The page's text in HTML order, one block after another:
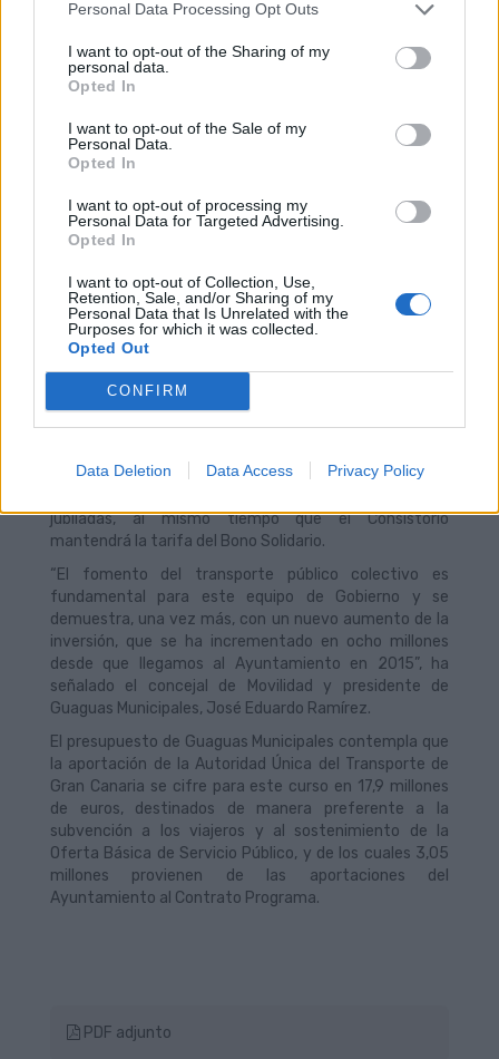
Personal Data Processing Opt Outs
I want to opt-out of the Sharing of my
personal data.
Opted In
I want to opt-out of the Sale of my
Personal Data.
Opted In
I want to opt-out of processing my
Personal Data for Targeted Advertising.
Opted In
I want to opt-out of Collection, Use,
Retention, Sale, and/or Sharing of my
Personal Data that Is Unrelated with the
Purposes for which it was collected.
Opted Out
CONFIRM
Data Deletion Data Access Privacy Policy
proporcionarán conexión Wifi gratuito a los clientes.
puesto que se financia con fondos del Proyecto
Inteligencia Azul, auspiciado por el Ayuntamiento
Sin incremento de las tarifas
El Ayuntamiento de Las Palmas de Gran Canaria
contribuye con 23,7 millones de euros a las cifras de
ingresos de Guaguas Municipales para el ejercicio 2022,
lo que permite sostener el ambicioso plan de
año más inalterada su tabla de tarifas. De estos 23,7
millones asignados, 19,7 millones de euros se incluyen
en el presupuesto corriente del Consistorio y otros
cuatro se incorporarán -a través de los remanentes-
durante el ejercicio.
La aportación del Ayuntamiento capitalino -que se
incrementa por séptimo año consecutivo- permite,
tarifas para estudiantes y familias numerosas, así
jubiladas, al mismo tiempo que el Consistorio
mantendrá la tarifa del Bono Solidario.
“El fomento del transporte público colectivo es
fundamental para este equipo de Gobierno y se
demuestra, una vez más, con un nuevo aumento de la
inversión, que se ha incrementado en ocho millones
desde que llegamos al Ayuntamiento en 2015”, ha
señalado el concejal de Movilidad y presidente de
Guaguas Municipales, José Eduardo Ramírez.
El presupuesto de Guaguas Municipales contempla que
la aportación de la Autoridad Única del Transporte de
Gran Canaria se cifre para este curso en 17,9 millones
de euros, destinados de manera preferente a la
subvención a los viajeros y al sostenimiento de la
Oferta Básica de Servicio Público, y de los cuales 3,05
millones provienen de las aportaciones del
Ayuntamiento al Contrato Programa.
PDF adjunto